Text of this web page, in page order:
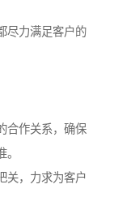
尽力满足客户的
合作关系，确保
关，力求为客户